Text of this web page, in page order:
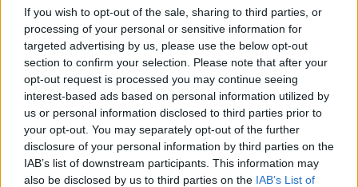
If you wish to opt-out of the sale, sharing to third parties, or
processing of your personal or sensitive information for
targeted advertising by us, please use the below opt-out
section to confirm your selection. Please note that after your
opt-out request is processed you may continue seeing
interest-based ads based on personal information utilized by
us or personal information disclosed to third parties prior to
your opt-out. You may separately opt-out of the further
disclosure of your personal information by third parties on the
IAB’s list of downstream participants. This information may
also be disclosed by us to third parties on the IAB’s List of
Το χαριτωμένο κοριτσάκι της
φωτογραφίας είναι παίκτρια του GNTM 3!
ΔΙΑΦΗΜΙΣΗ